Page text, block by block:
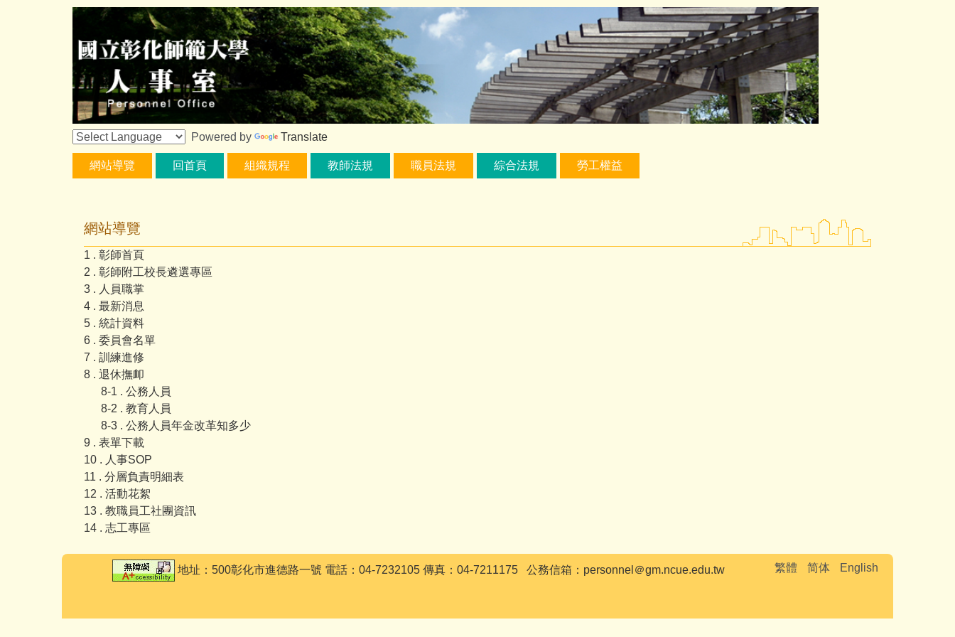
Powered by
Translate
網站導覽 回首頁 組織規程 教師法規 職員法規 綜合法規 勞工權益
網站導覽
1 . 彰師首頁
2 . 彰師附工校長遴選專區
3 . 人員職掌
4 . 最新消息
5 . 統計資料
6 . 委員會名單
7 . 訓練進修
8 . 退休撫卹
8-1 . 公務人員
8-2 . 教育人員
8-3 . 公務人員年金改革知多少
9 . 表單下載
10 . 人事SOP
11 . 分層負責明細表
12 . 活動花絮
13 . 教職員工社團資訊
14 . 志工專區
繁體 简体 English
地址：500彰化市進德路一號 電話：04-7232105 傳真：04-7211175 公務信箱：personnel＠gm.ncue.edu.tw